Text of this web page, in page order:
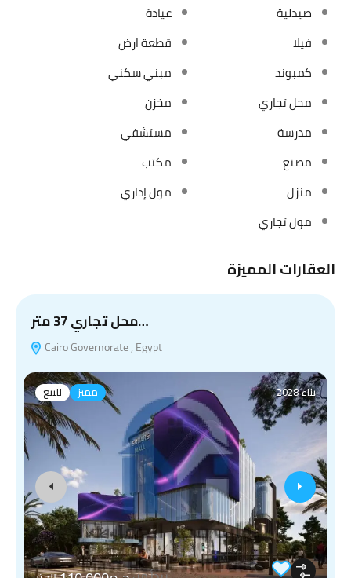
صيدلية
عيادة
فيلا
قطعة ارض
كمبوند
مبني سكني
محل تجاري
مخزن
مدرسة
مستشفي
مصنع
مكتب
منزل
مول إداري
مول تجاري
العقارات المميزة
محل تجاري 37 متر…
Cairo Governorate , Egypt
للبيع مميز بناء 2028